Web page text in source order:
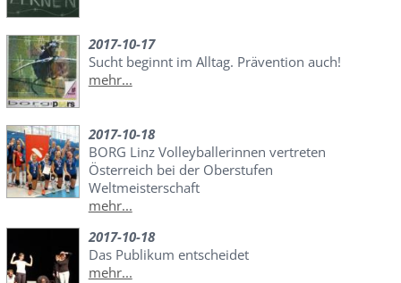
2017-10-17
Sucht beginnt im Alltag. Prävention auch!
mehr...
2017-10-18
BORG Linz Volleyballerinnen vertreten
Österreich bei der Oberstufen
Weltmeisterschaft
mehr...
2017-10-18
Das Publikum entscheidet
mehr...